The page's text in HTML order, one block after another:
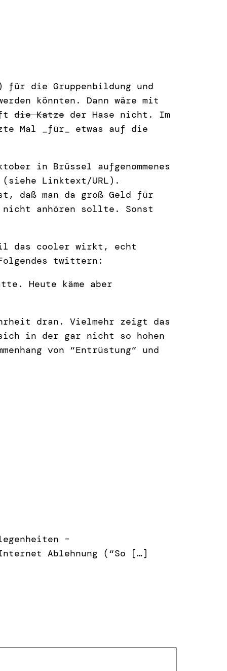
für die Gruppenbildung und
könnten. Dann wäre mit
die Katzeder Hase nicht. Im
Mal _für_ etwas auf die
in Brüssel aufgenommenes
Linktext/URL).
daß man da groß Geld für
nicht anhören sollte. Sonst
das cooler wirkt, echt
twittern:
Heute käme aber
dran. Vielmehr zeigt das
in der gar nicht so hohen
von “Entrüstung” und
–
Ablehnung (“So […]